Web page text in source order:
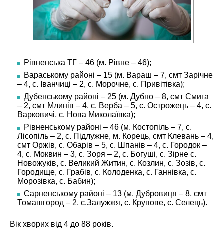
Рівненська ТГ – 46 (м. Рівне – 46);
Вараському районі – 15 (м. Вараш – 7, смт Зарічне
– 4, с. Іванчиці – 2, с. Морочне, с. Привітівка);
Дубенському районі – 25 (м. Дубно – 8, смт Смига
– 2, смт Млинів – 4, с. Верба – 5, с. Острожець – 4, с.
Варковичі, с. Нова Миколаївка);
Рівненському районі – 46 (м. Костопіль – 7, с.
Лісопіль – 2, с. Підлужне, м. Корець, смт Клевань – 4,
смт Оржів, с. Обарів – 5, с. Шпанів – 4, с. Городок –
4, с. Моквин – 3, с. Зоря – 2, с. Богуші, с. Зірне с.
Новожуків, с. Великий Житин, с. Козлин, с. Зозів, с.
Городище, с. Грабів, с. Колоденка, с. Ганнівка, с.
Морозівка, с. Бабин);
Сарненському районі – 13 (м. Дубровиця – 8, смт
Томашгород – 2, с.Залужжя, с. Крупове, с. Селець).
Вік хворих від 4 до 88 років.